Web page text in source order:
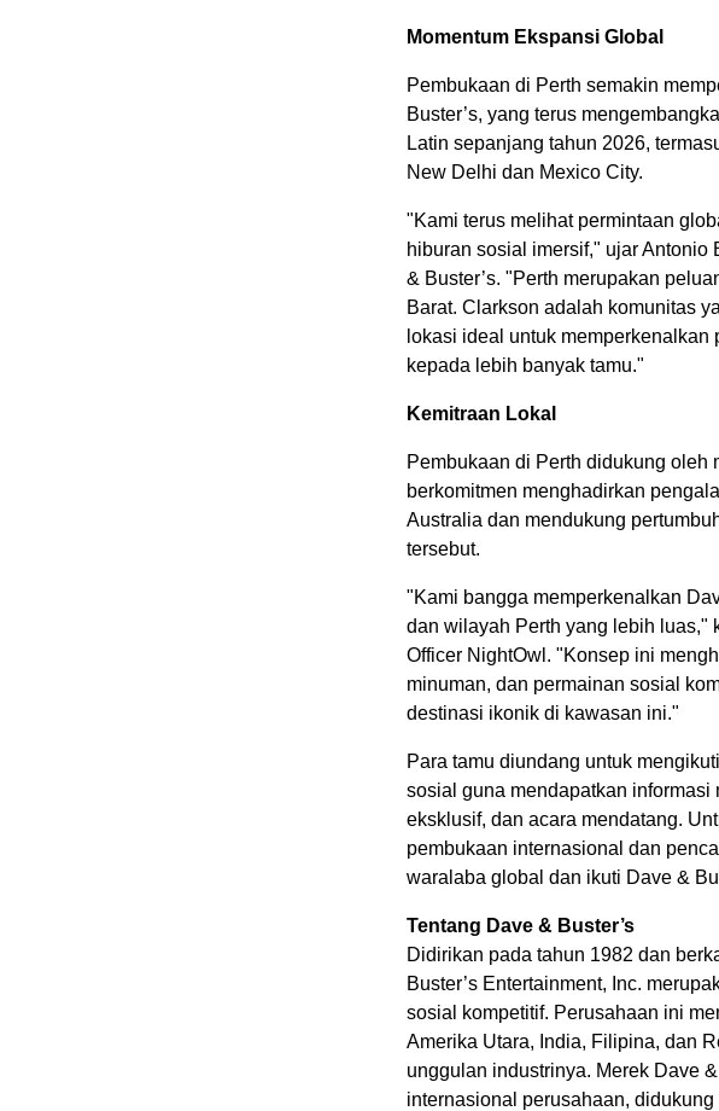
Momentum Ekspansi Global
Pembukaan di Perth semakin
Buster’s, yang terus
Latin sepanjang tahun 2026,
New Delhi dan Mexico City.
"Kami terus melihat permintaan
hiburan sosial imersif," ujar Antonio
& Buster’s. "Perth merupakan
Barat. Clarkson adalah komunitas
lokasi ideal untuk memperkenalkan
kepada lebih banyak tamu."
Kemitraan Lokal
Pembukaan di Perth didukung oleh
berkomitmen menghadirkan
Australia dan mendukung
tersebut.
"Kami bangga memperkenalkan
dan wilayah Perth yang lebih luas,"
Officer NightOwl. "Konsep ini
minuman, dan permainan sosial
destinasi ikonik di kawasan ini."
Para tamu diundang untuk
sosial guna mendapatkan
eksklusif, dan acara mendatang.
pembukaan internasional dan
waralaba global dan ikuti Dave &
Tentang Dave & Buster’s
Didirikan pada tahun 1982 dan
Buster’s Entertainment, Inc.
sosial kompetitif. Perusahaan ini
Amerika Utara, India, Filipina, dan
unggulan industrinya. Merek Dave
internasional perusahaan,